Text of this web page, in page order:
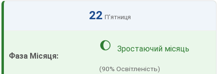
22 П'ятниця
🌔 Зростаючий місяць
(90% Освітленість)